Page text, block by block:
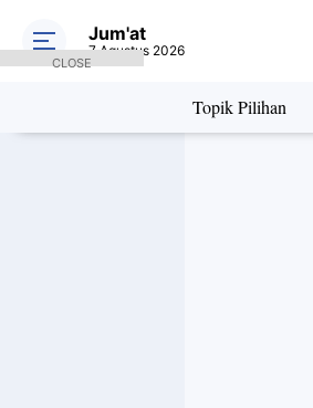
Jum'at
7 Agustus 2026
Topik Pilihan
CLOSE